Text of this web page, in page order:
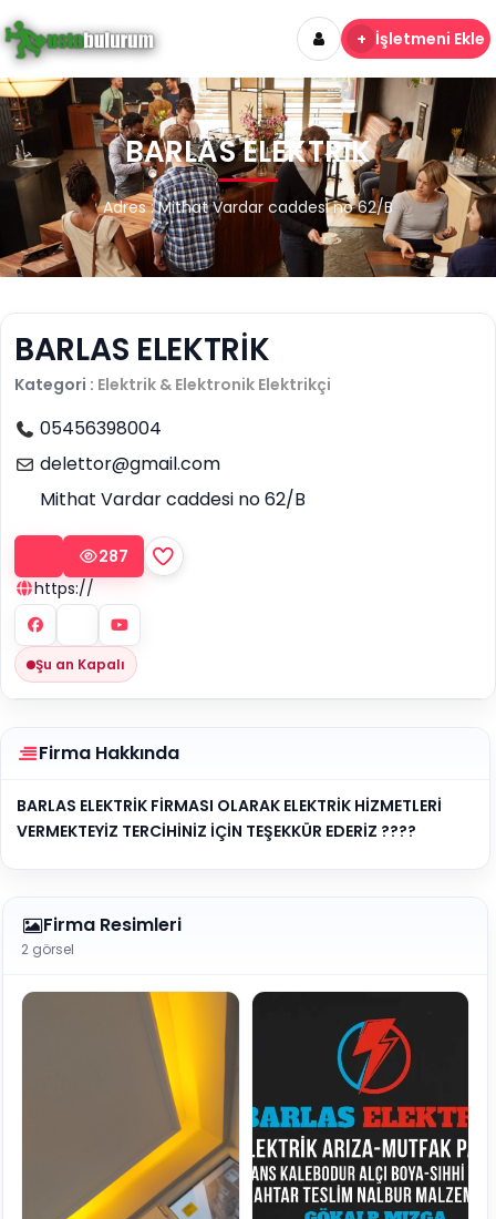
+ İşletmeni Ekle
BARLAS ELEKTRİK
Adres : Mithat Vardar caddesi no 62/B
BARLAS ELEKTRİK
Kategori : Elektrik & Elektronik Elektrikçi
05456398004
delettor@gmail.com
Mithat Vardar caddesi no 62/B
287
https://
Şu an Kapalı
Firma Hakkında
BARLAS ELEKTRİK FİRMASI OLARAK ELEKTRİK HİZMETLERİ
VERMEKTEYİZ TERCİHİNİZ İÇİN TEŞEKKÜR EDERİZ ????
Firma Resimleri
2 görsel